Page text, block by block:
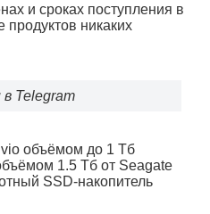
и сроках поступления в
никаких
Telegram
объёмом до 1 Тб
1.5 Тб от Seagate
SSD-накопитель